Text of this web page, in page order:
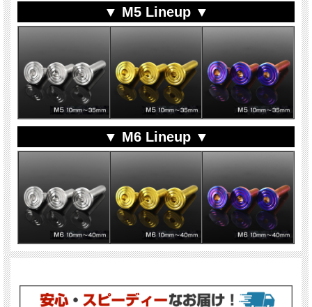
▼ M5 Lineup ▼
▼ M6 Lineup ▼